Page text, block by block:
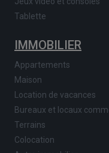
Tablette
IMMOBILIER
Appartements
Maison
Location de vacances
Bureaux et locaux
Terrains
Colocation